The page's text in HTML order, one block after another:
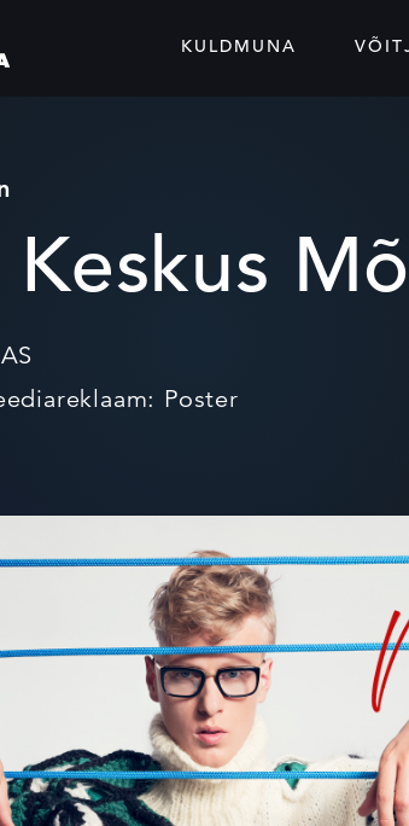
KULDMUNA
Poster